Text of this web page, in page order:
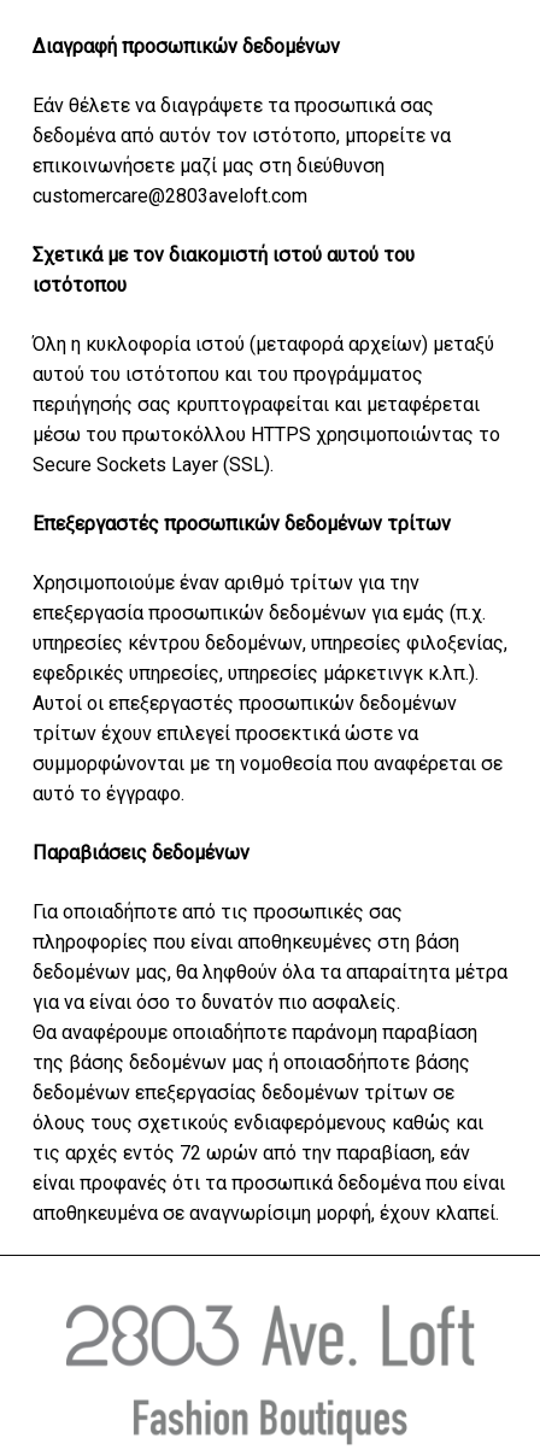
Διαγραφή προσωπικών δεδομένων
Εάν θέλετε να διαγράψετε τα προσωπικά σας
δεδομένα από αυτόν τον ιστότοπο, μπορείτε να
επικοινωνήσετε μαζί μας στη διεύθυνση
customercare@2803aveloft.com
Σχετικά με τον διακομιστή ιστού αυτού του
ιστότοπου
Όλη η κυκλοφορία ιστού (μεταφορά αρχείων) μεταξύ
αυτού του ιστότοπου και του προγράμματος
περιήγησής σας κρυπτογραφείται και μεταφέρεται
μέσω του πρωτοκόλλου HTTPS χρησιμοποιώντας το
Secure Sockets Layer (SSL).
Επεξεργαστές προσωπικών δεδομένων τρίτων
Χρησιμοποιούμε έναν αριθμό τρίτων για την
επεξεργασία προσωπικών δεδομένων για εμάς (π.χ.
υπηρεσίες κέντρου δεδομένων, υπηρεσίες φιλοξενίας,
εφεδρικές υπηρεσίες, υπηρεσίες μάρκετινγκ κ.λπ.).
Αυτοί οι επεξεργαστές προσωπικών δεδομένων
τρίτων έχουν επιλεγεί προσεκτικά ώστε να
συμμορφώνονται με τη νομοθεσία που αναφέρεται σε
αυτό το έγγραφο.
Παραβιάσεις δεδομένων
Για οποιαδήποτε από τις προσωπικές σας
πληροφορίες που είναι αποθηκευμένες στη βάση
δεδομένων μας, θα ληφθούν όλα τα απαραίτητα μέτρα
για να είναι όσο το δυνατόν πιο ασφαλείς.
Θα αναφέρουμε οποιαδήποτε παράνομη παραβίαση
της βάσης δεδομένων μας ή οποιασδήποτε βάσης
δεδομένων επεξεργασίας δεδομένων τρίτων σε
όλους τους σχετικούς ενδιαφερόμενους καθώς και
τις αρχές εντός 72 ωρών από την παραβίαση, εάν
είναι προφανές ότι τα προσωπικά δεδομένα που είναι
αποθηκευμένα σε αναγνωρίσιμη μορφή, έχουν κλαπεί.